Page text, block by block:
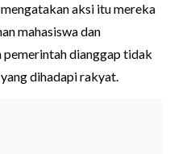
aksi itu mereka
mahasiswa dan
dianggap tidak
dihadapi rakyat.